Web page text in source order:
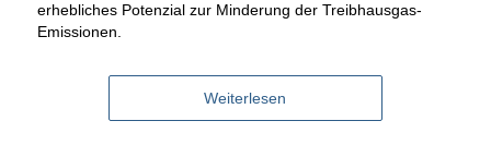
erhebliches Potenzial zur Minderung der Treibhausgas-
Emissionen.
Weiterlesen